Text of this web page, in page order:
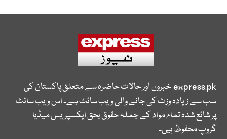
express.pkخبروں اور حالات حاضرہ سے متعلق پاکستان کی
سب سے زیادہ وزٹ کی جانے والی ویب سائٹ ہے۔ اس ویب سائٹ
پر شائع شدہ تمام مواد کے جملہ حقوق بحق ایکسپریس میڈیا
گروپ محفوظ ہیں۔